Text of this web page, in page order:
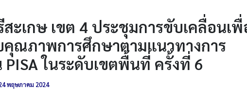
ะเกษ เขต 4 ประชุมการขับเคลื่อนเพื่
คุณภาพการศึกษาตามแนวทางการ
PISA ในระดับเขตพื้นที่ ครั้งที่ 6
พฤษภาคม 2024